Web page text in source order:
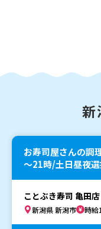
新
お寿司屋さんの調
～21時/土日昼夜
ことぶき寿司 亀田店
新潟県 新潟市 時給